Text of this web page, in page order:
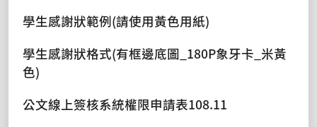
學生感謝狀範例(請使用黃色用紙)
學生感謝狀格式(有框邊底圖_180P象牙卡_米黃
色)
公文線上簽核系統權限申請表108.11